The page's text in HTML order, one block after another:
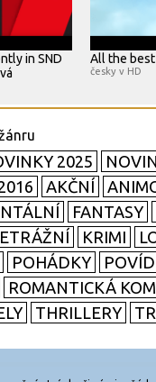
in SND
All the best
česky v HD
2025
AKČNÍ
FANTASY
KRIMI
POHÁDKY
ROMANTICKÁ
THRILLERY